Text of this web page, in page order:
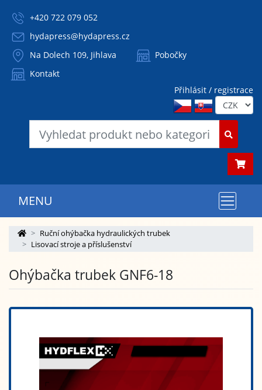
+420 722 079 052
hydapress@hydapress.cz
Na Dolech 109, Jihlava
Pobočky
Kontakt
Přihlásit / registrace
MENU
Ruční ohýbačka hydraulických trubek
Lisovací stroje a příslušenství
Ohýbačka trubek GNF6-18